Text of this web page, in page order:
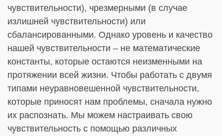
чувствительности), чрезмерными (в случае
излишней чувствительности) или
сбалансированными. Однако уровень и качество
нашей чувствительности – не математические
константы, которые остаются неизменными на
протяжении всей жизни. Чтобы работать с двумя
типами неуравновешенной чувствительности,
которые приносят нам проблемы, сначала нужно
их распознать. Мы можем настраивать свою
чувствительность с помощью различных